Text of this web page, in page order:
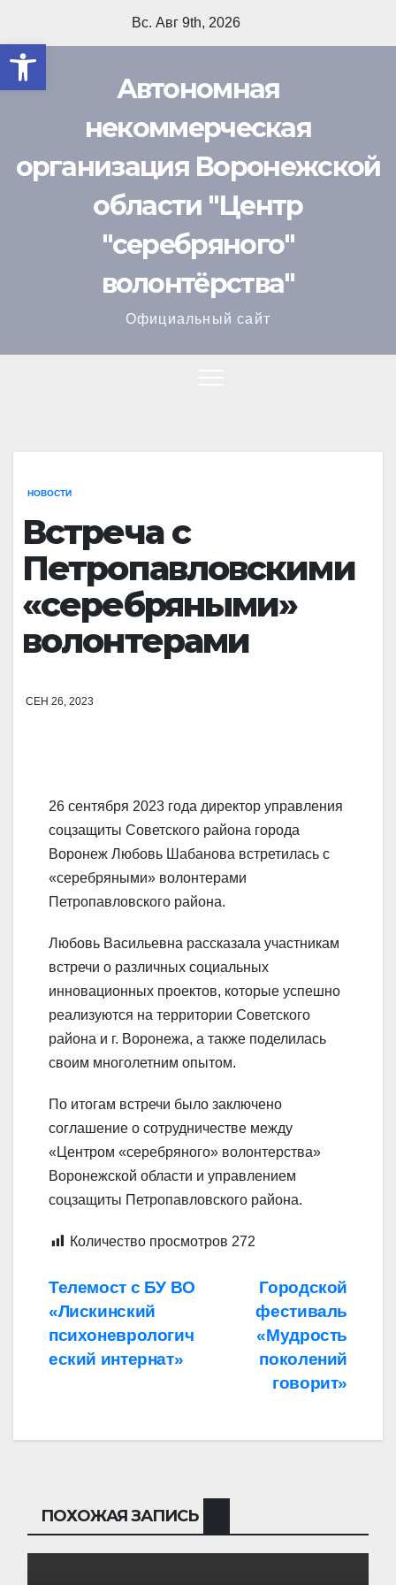
содержимому
Вс. Авг 9th, 2026
Автономная
некоммерческая
организация Воронежской
области "Центр
"cеребряного"
волонтёрства"
Официальный сайт
НОВОСТИ
Встреча с
Петропавловскими
«серебряными»
волонтерами
СЕН 26, 2023
26 сентября 2023 года директор управления
соцзащиты Советского района города
Воронеж Любовь Шабанова встретилась с
«серебряными» волонтерами
Петропавловского района.
Любовь Васильевна рассказала участникам
встречи о различных социальных
инновационных проектов, которые успешно
реализуются на территории Советского
района и г. Воронежа, а также поделилась
своим многолетним опытом.
По итогам встречи было заключено
соглашение о сотрудничестве между
«Центром «серебряного» волонтерства»
Воронежской области и управлением
соцзащиты Петропавловского района.
Количество просмотров 272
Навигация
по
записям
Городской
фестиваль
«Мудрость
поколений
говорит»
Телемост с БУ ВО
«Лискинский
психоневрологич
еский интернат»
ПОХОЖАЯ ЗАПИСЬ
Открыть панель